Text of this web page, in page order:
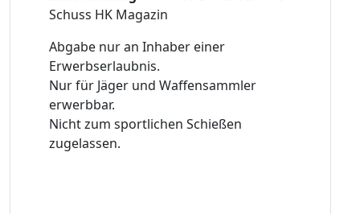
Schuss HK Magazin
Abgabe nur an Inhaber einer
Erwerbserlaubnis.
Nur für Jäger und Waffensammler
erwerbbar.
Nicht zum sportlichen Schießen
zugelassen.